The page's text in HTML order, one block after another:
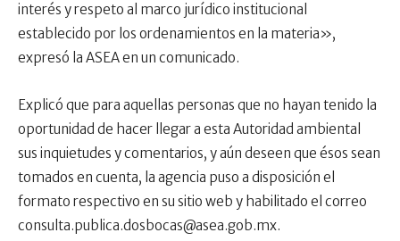
interés y respeto al marco jurídico institucional
establecido por los ordenamientos en la materia»,
expresó la ASEA en un comunicado.
Explicó que para aquellas personas que no hayan tenido la
oportunidad de hacer llegar a esta Autoridad ambiental
sus inquietudes y comentarios, y aún deseen que ésos sean
tomados en cuenta, la agencia puso a disposición el
formato respectivo en su sitio web y habilitado el correo
consulta.publica.dosbocas@asea.gob.mx.